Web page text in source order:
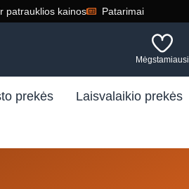
patrauklios kainos Patarimai
Mėgstamiausi
prekės Laisvalaikio prekės